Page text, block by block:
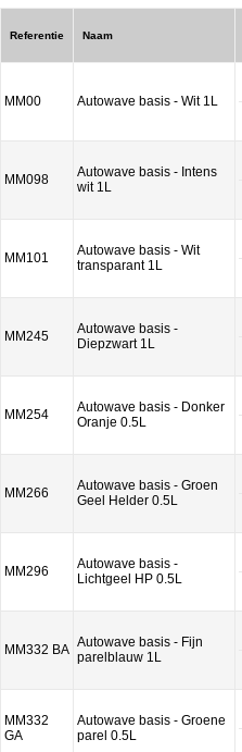
Referentie Naam
MM00 Autowave basis - Wit 1L
MM098
Autowave basis - Intens
wit 1L
MM101
Autowave basis - Wit
transparant 1L
MM245
Autowave basis -
Diepzwart 1L
MM254
Autowave basis - Donker
Oranje 0.5L
MM266
Autowave basis - Groen
Geel Helder 0.5L
MM296
Autowave basis -
Lichtgeel HP 0.5L
MM332 BA Autowave basis - Fijn
parelblauw 1L
MM332
GA
Autowave basis - Groene
parel 0.5L